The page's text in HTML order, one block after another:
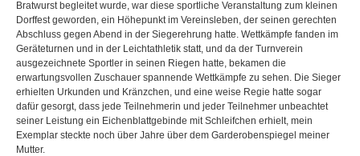
Bratwurst begleitet wurde, war diese sportliche Veranstaltung zum kleinen
Dorffest geworden, ein Höhepunkt im Vereinsleben, der seinen gerechten
Abschluss gegen Abend in der Siegerehrung hatte. Wettkämpfe fanden im
Geräteturnen und in der Leichtathletik statt, und da der Turnverein
ausgezeichnete Sportler in seinen Riegen hatte, bekamen die
erwartungsvollen Zuschauer spannende Wettkämpfe zu sehen. Die Sieger
erhielten Urkunden und Kränzchen, und eine weise Regie hatte sogar
dafür gesorgt, dass jede Teilnehmerin und jeder Teilnehmer unbeachtet
seiner Leistung ein Eichenblattgebinde mit Schleifchen erhielt, mein
Exemplar steckte noch über Jahre über dem Garderobenspiegel meiner
Mutter.